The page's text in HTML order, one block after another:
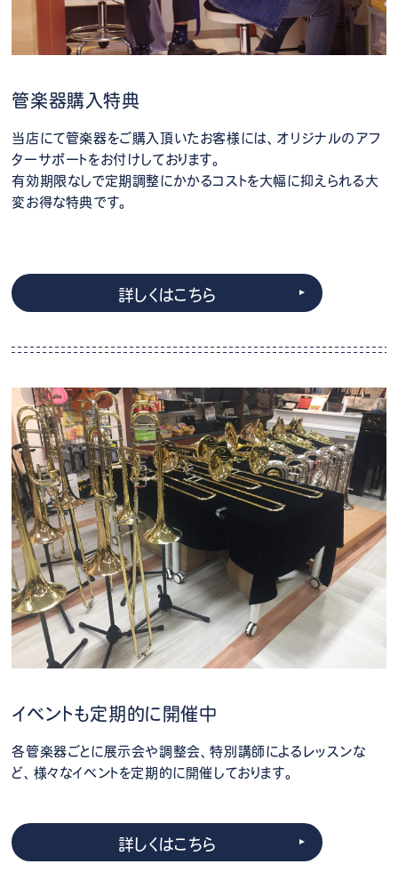
管楽器購入特典
当店にて管楽器をご購入頂いたお客様には、オリジナルのアフ
ターサポートをお付けしております。
有効期限なしで定期調整にかかるコストを大幅に抑えられる大
変お得な特典です。
詳しくはこちら
イベントも定期的に開催中
各管楽器ごとに展示会や調整会、特別講師によるレッスンな
ど、様々なイベントを定期的に開催しております。
詳しくはこちら